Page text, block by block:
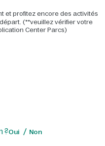
et profitez encore des activités
(**veuillez vérifier votre
Center Parcs)
?Oui Non